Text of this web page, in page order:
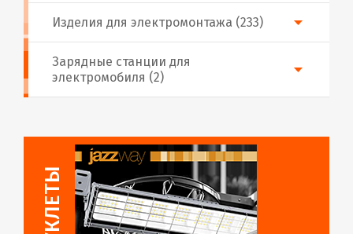
Изделия для электромонтажа (233)
Зарядные станции для
электромобиля (2)